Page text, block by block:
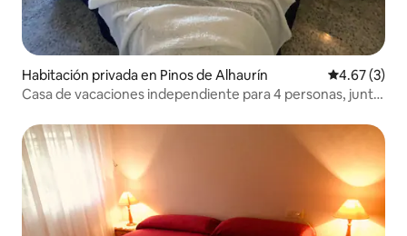
Habitación privada en Pinos de Alhaurín Calificación
4.67 (3)
Casa de vacaciones independiente para 4 personas, junto